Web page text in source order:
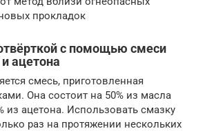
прокладок
с помощью смеси
ацетона
смесь, приготовленная
Она состоит на 50% из масла
из ацетона. Использовать смазку
раз на протяжении нескольких